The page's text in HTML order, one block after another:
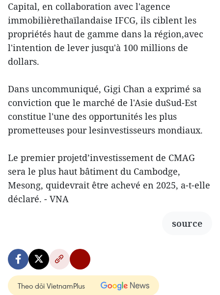
Capital, en collaboration avec l'agence
immobilièrethaïlandaise IFCG, ils ciblent les
propriétés haut de gamme dans la région,avec
l'intention de lever jusqu'à 100 millions de
dollars.
Dans uncommuniqué, Gigi Chan a exprimé sa
conviction que le marché de l'Asie duSud-Est
constitue l'une des opportunités les plus
prometteuses pour lesinvestisseurs mondiaux.
Le premier projetd’investissement de CMAG
sera le plus haut bâtiment du Cambodge,
Mesong, quidevrait être achevé en 2025, a-t-elle
déclaré. - VNA
source
Theo dõi VietnamPlus